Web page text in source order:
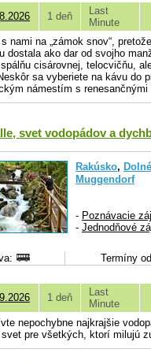
1 deň
Last
Minute
nami na „zámok snov“,
dostala ako dar od svojho
cisárovnej, telocvičňu,
sa vyberiete na kávu do
námestím s
svet vodopádov a
Rakúsko,
Muggendorf
- Poznávacie
- Jednodňové
Termíny
1 deň
Last
Minute
nepochybne najkrajšie
pre všetkých, ktorí milujú